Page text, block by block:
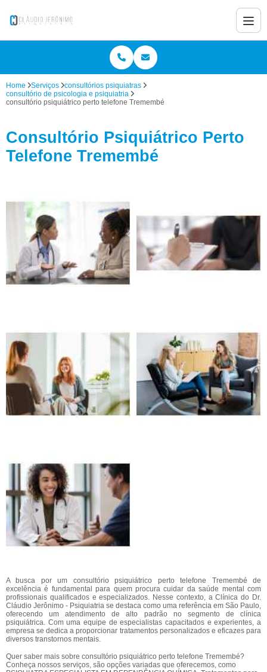
Home Serviços
consultórios psiquiatras
consultório de psicologia e psiquiatria
consultório psiquiátrico perto telefone Tremembé
Consultório Psiquiátrico Perto
Telefone Tremembé
A busca por um consultório psiquiátrico perto telefone Tremembé de
excelência é fundamental para quem procura cuidar da saúde mental com
profissionais qualificados e especializados. Nesse contexto, a Clínica do Dr.
Cláudio Jerônimo - Psiquiatria se destaca como uma referência em São Paulo,
oferecendo um atendimento de alto padrão no segmento de clínica
psiquiátrica. Com uma equipe de especialistas capacitados e experientes, a
empresa se dedica a proporcionar tratamentos personalizados e eficazes para
diversos transtornos mentais.
Quer saber mais sobre consultório psiquiátrico perto telefone Tremembé?
Conheça nossos serviços, são opções variadas que oferecemos, como